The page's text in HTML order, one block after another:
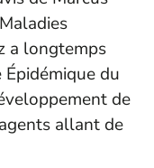
a longtemps
du
de
allant de